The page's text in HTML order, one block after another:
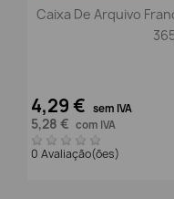
Caixa De Arquivo
4,29 € sem IVA
5,28 € com IVA
0 Avaliação(ões)